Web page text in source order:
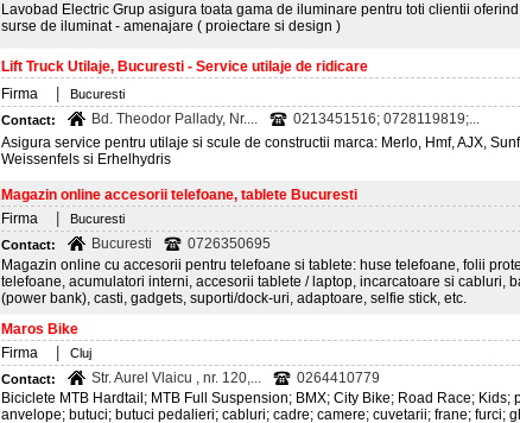
Lavobad Electric Grup asigura toata gama de iluminare pentru toti clientii
surse de iluminat - amenajare ( proiectare si design )
Lift Truck Utilaje, Bucuresti - Service utilaje de ridicare
Firma
Bucuresti
Contact:
Bd. Theodor Pallady, Nr....
0213451516; 0728119819;...
Asigura service pentru utilaje si scule de constructii marca: Merlo, Hmf, AJX,
Weissenfels si Erhelhydris
Magazin online accesorii telefoane, tablete Bucuresti
Firma
Bucuresti
Contact:
Bucuresti
0726350695
Magazin online cu accesorii pentru telefoane si tablete: huse telefoane, folii
telefoane, acumulatori interni, accesorii tablete / laptop, incarcatoare si cabluri,
(power bank), casti, gadgets, suporti/dock-uri, adaptoare, selfie stick, etc.
Maros Bike
Firma
Cluj
Contact:
Str. Aurel Vlaicu , nr. 120,...
0264410779
Biciclete MTB Hardtail; MTB Full Suspension; BMX; City Bike; Road Race; Kids;
anvelope; butuci; butuci pedalieri; cabluri; cadre; camere; cuvetarii; frane; furci;